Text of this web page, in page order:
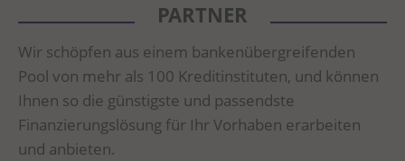
PARTNER
Wir schöpfen aus einem bankenübergreifenden
Pool von mehr als 100 Kreditinstituten, und können
Ihnen so die günstigste und passendste
Finanzierungslösung für Ihr Vorhaben erarbeiten
und anbieten.